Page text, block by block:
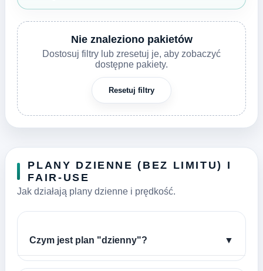
Nie znaleziono pakietów
Dostosuj filtry lub zresetuj je, aby zobaczyć
dostępne pakiety.
Resetuj filtry
PLANY DZIENNE (BEZ LIMITU) I
FAIR-USE
Jak działają plany dzienne i prędkość.
Czym jest plan "dzienny"? ▼